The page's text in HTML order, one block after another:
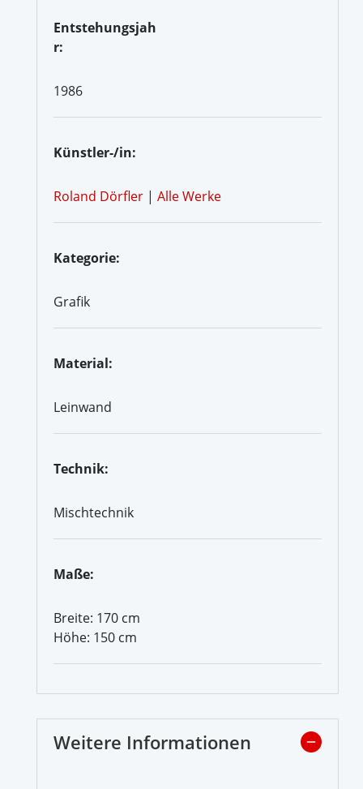
Entstehungsjah
r:
1986
Künstler-/in:
Roland Dörfler | Alle Werke
Kategorie:
Grafik
Material:
Leinwand
Technik:
Mischtechnik
Maße:
Breite: 170 cm
Höhe: 150 cm
Weitere Informationen